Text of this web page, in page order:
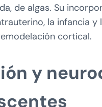
de algas. Su
la infancia
cortical.
y